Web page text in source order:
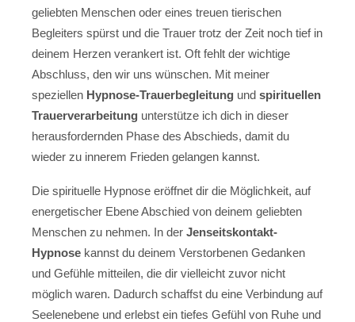
geliebten Menschen oder eines treuen tierischen
Begleiters spürst und die Trauer trotz der Zeit noch tief in
deinem Herzen verankert ist. Oft fehlt der wichtige
Abschluss, den wir uns wünschen. Mit meiner
speziellen Hypnose-Trauerbegleitung und spirituellen
Trauerverarbeitung unterstütze ich dich in dieser
herausfordernden Phase des Abschieds, damit du
wieder zu innerem Frieden gelangen kannst.
Die spirituelle Hypnose eröffnet dir die Möglichkeit, auf
energetischer Ebene Abschied von deinem geliebten
Menschen zu nehmen. In der Jenseitskontakt-
Hypnose kannst du deinem Verstorbenen Gedanken
und Gefühle mitteilen, die dir vielleicht zuvor nicht
möglich waren. Dadurch schaffst du eine Verbindung auf
Seelenebene und erlebst ein tiefes Gefühl von Ruhe und